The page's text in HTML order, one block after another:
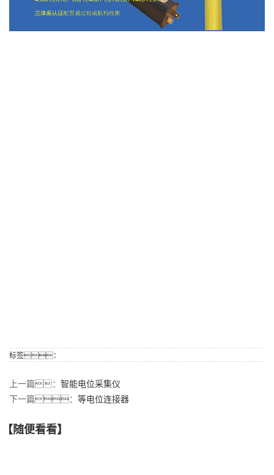
标签：
上一篇： 智能电位采集仪
下一篇： 等电位连接器
【随便看看】